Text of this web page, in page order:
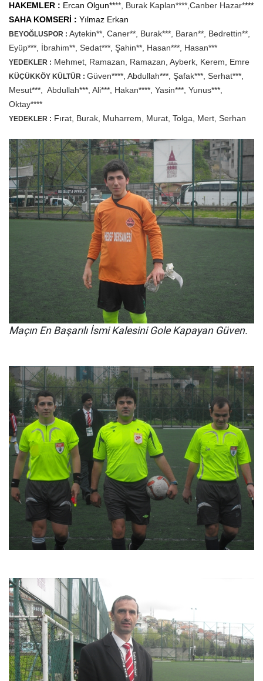
HAKEMLER : Ercan Olgun****, Burak Kaplan****,Canber Hazar****
SAHA KOMSERİ : Yılmaz Erkan
BEYOĞLUSPOR : Aytekin**, Caner**, Burak***, Baran**, Bedrettin**,
Eyüp***, İbrahim**, Sedat***, Şahin**, Hasan***, Hasan***
YEDEKLER : Mehmet, Ramazan, Ramazan, Ayberk, Kerem, Emre
KÜÇÜKKÖY KÜLTÜR : Güven****, Abdullah***, Şafak***, Serhat***,
Mesut***, Abdullah***, Ali***, Hakan****, Yasin***, Yunus***,
Oktay****
YEDEKLER : Fırat, Burak, Muharrem, Murat, Tolga, Mert, Serhan
Maçın En Başarılı İsmi Kalesini Gole Kapayan Güven.